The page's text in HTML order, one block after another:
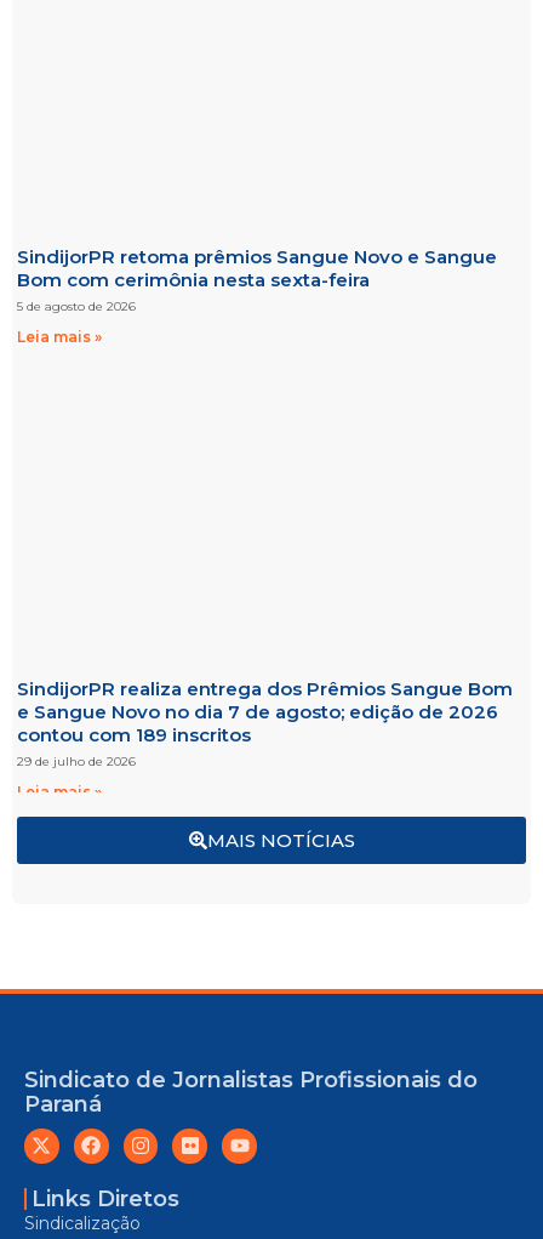
MAIS NOTÍCIAS
SindijorPR retoma prêmios Sangue Novo e Sangue
Bom com cerimônia nesta sexta-feira
5 de agosto de 2026
Leia mais »
SindijorPR realiza entrega dos Prêmios Sangue Bom
e Sangue Novo no dia 7 de agosto; edição de 2026
contou com 189 inscritos
29 de julho de 2026
Leia mais »
Sindicato de Jornalistas Profissionais do
Paraná
Links Diretos
Sindicalização